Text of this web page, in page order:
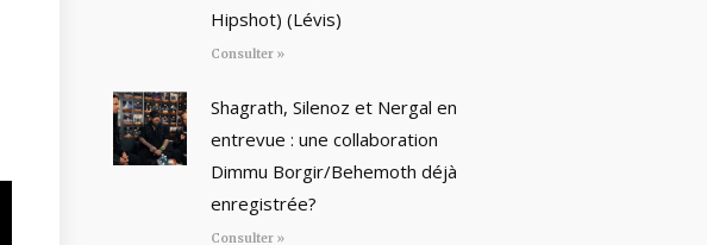
Hipshot) (Lévis)
Consulter »
Shagrath, Silenoz et Nergal en
entrevue : une collaboration
Dimmu Borgir/Behemoth déjà
enregistrée?
Consulter »